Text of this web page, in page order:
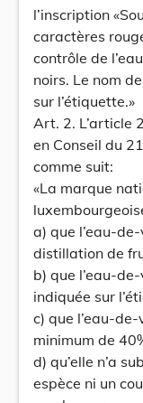
l’inscription
caractères
contrôle de
noirs. Le nom
sur l’étiquette.»
Art. 2. L’article
en Conseil du
comme suit:
«La marque
a) que l’eau-
distillation de
b) que l’eau-
indiquée sur
c) que l’eau-
minimum de
d) qu’elle n’a
espèce ni un